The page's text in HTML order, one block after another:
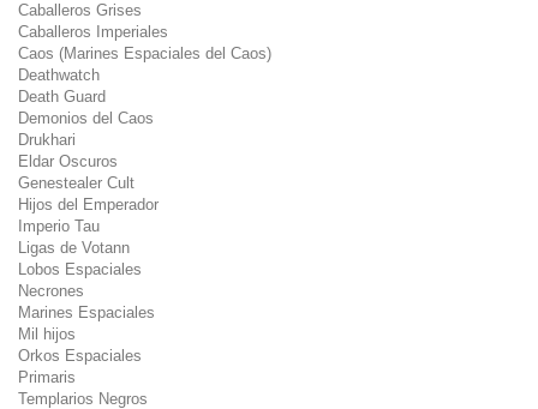
Caballeros Grises
Caballeros Imperiales
Caos (Marines Espaciales del Caos)
Deathwatch
Death Guard
Demonios del Caos
Drukhari
Eldar Oscuros
Genestealer Cult
Hijos del Emperador
Imperio Tau
Ligas de Votann
Lobos Espaciales
Necrones
Marines Espaciales
Mil hijos
Orkos Espaciales
Primaris
Templarios Negros